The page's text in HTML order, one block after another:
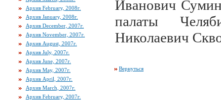
Архив February, 2008г.
Архив January, 2008г.
Архив December, 2007г.
Архив November, 2007г.
Архив August, 2007г.
Архив July, 2007г.
Архив June, 2007г.
Архив May, 2007г.
Архив April, 2007г.
Архив March, 2007г.
Архив February, 2007г.
Иванович
палаты
Николаевич
Вернуться